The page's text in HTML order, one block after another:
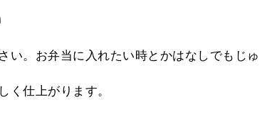
。お弁当に入れたい時とかはなしでもじゅ
仕上がります。